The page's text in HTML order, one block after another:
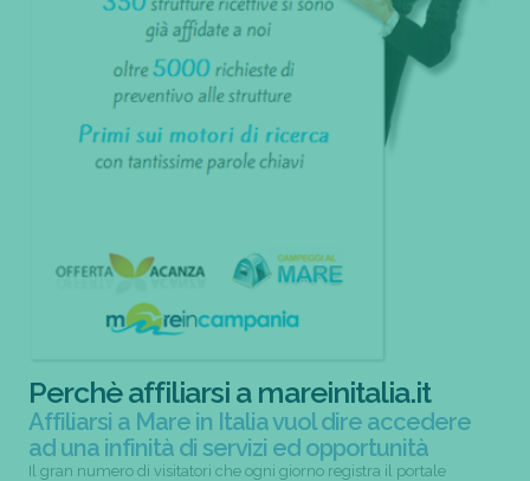
Perchè affiliarsi a mareinitalia.it
Affiliarsi a Mare in Italia vuol dire accedere
ad una infinità di servizi ed opportunità
Il gran numero di visitatori che ogni giorno registra il portale